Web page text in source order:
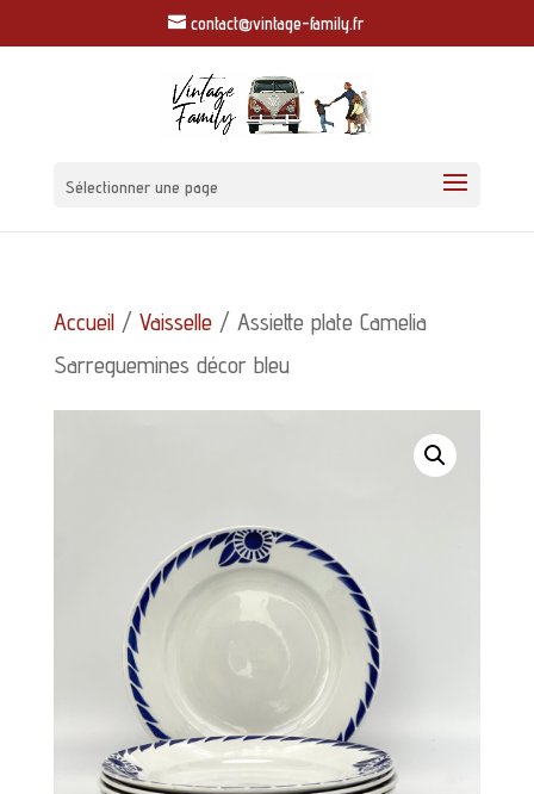
contact@vintage-family.fr
Sélectionner une page
Accueil/ Vaisselle/ Assiette plate Camelia
Sarreguemines décor bleu